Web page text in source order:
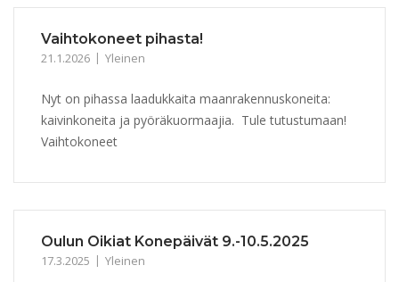
Vaihtokoneet pihasta!
21.1.2026 Yleinen
Nyt on pihassa laadukkaita maanrakennuskoneita:
kaivinkoneita ja pyöräkuormaajia. Tule tutustumaan!
Vaihtokoneet
Oulun Oikiat Konepäivät 9.-10.5.2025
17.3.2025 Yleinen